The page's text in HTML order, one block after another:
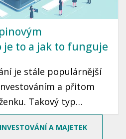
je to a jak to funguje
je stále populárnější
a přitom
Takový typ
sdílet rizika a
i pro ty, kteří nemají
A MAJETEK